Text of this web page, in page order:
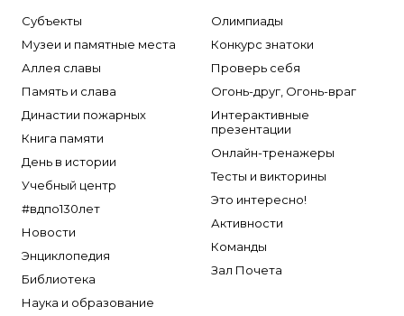
Субъекты
Музеи и памятные места
Аллея славы
Память и слава
Династии пожарных
Книга памяти
День в истории
Учебный центр
#вдпо130лет
Новости
Энциклопедия
Библиотека
Наука и образование
Олимпиады
Конкурс знатоки
Проверь себя
Огонь-друг, Огонь-враг
Интерактивные
презентации
Онлайн-тренажеры
Тесты и викторины
Это интересно!
Активности
Команды
Зал Почета